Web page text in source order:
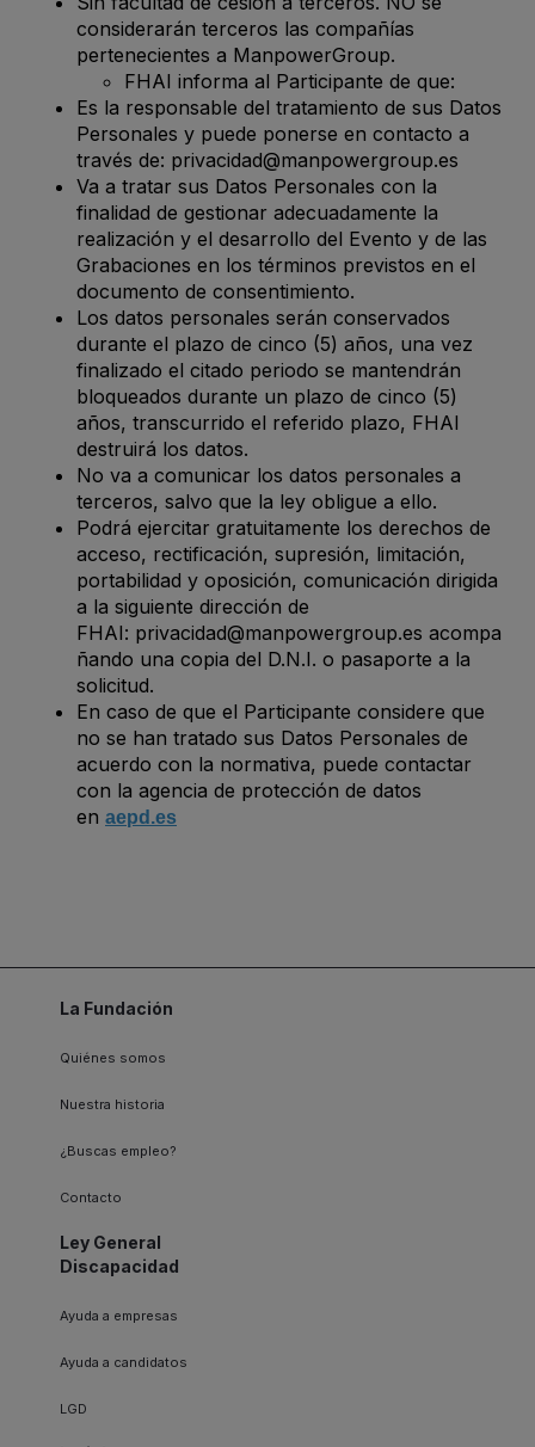
considerarán terceros las compañías
pertenecientes a ManpowerGroup.
FHAI informa al Participante de que:
Es la responsable del tratamiento de sus Datos
Personales y puede ponerse en contacto a
través de: privacidad@manpowergroup.es
Va a tratar sus Datos Personales con la
finalidad de gestionar adecuadamente la
realización y el desarrollo del Evento y de las
Grabaciones en los términos previstos en el
documento de consentimiento.
Los datos personales serán conservados
durante el plazo de cinco (5) años, una vez
finalizado el citado periodo se mantendrán
bloqueados durante un plazo de cinco (5)
años, transcurrido el referido plazo, FHAI
destruirá los datos.
No va a comunicar los datos personales a
terceros, salvo que la ley obligue a ello.
Podrá ejercitar gratuitamente los derechos de
acceso, rectificación, supresión, limitación,
portabilidad y oposición, comunicación dirigida
a la siguiente dirección de
FHAI: privacidad@manpowergroup.es acompa
ñando una copia del D.N.I. o pasaporte a la
solicitud.
En caso de que el Participante considere que
no se han tratado sus Datos Personales de
acuerdo con la normativa, puede contactar
con la agencia de protección de datos
en aepd.es
La Fundación
Quiénes somos
Nuestra historia
¿Buscas empleo?
Contacto
Ley General
Discapacidad
Ayuda a empresas
Ayuda a candidatos
LGD